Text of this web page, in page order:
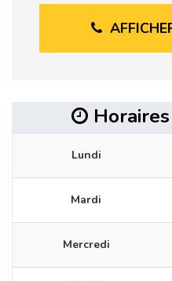
Lundi
Mardi
Mercredi